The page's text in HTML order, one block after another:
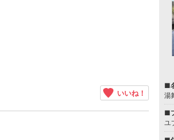
いいね！
■
湯
■
ユ